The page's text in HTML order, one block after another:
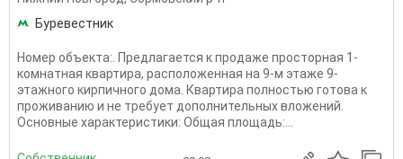
Буревестник
Номер объекта:. Предлагается к продаже просторная 1-
комнатная квартира, расположенная на 9-м этаже 9-
этажного кирпичного дома. Квартира полностью готова к
проживанию и не требует дополнительных вложений.
Основные характеристики: Общая площадь:...